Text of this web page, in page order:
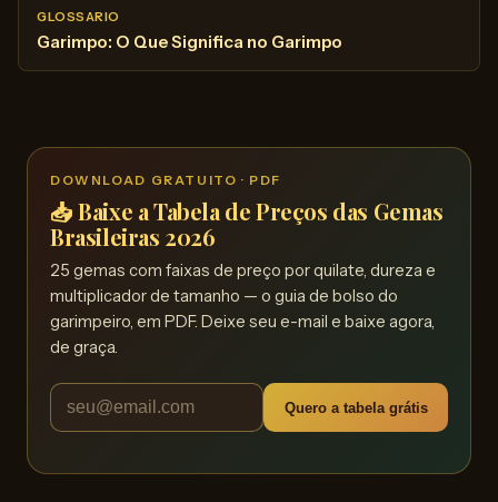
GLOSSARIO
Garimpo: O Que Significa no Garimpo
DOWNLOAD GRATUITO · PDF
📥 Baixe a Tabela de Preços das Gemas
Brasileiras 2026
25 gemas com faixas de preço por quilate, dureza e
multiplicador de tamanho — o guia de bolso do
garimpeiro, em PDF. Deixe seu e-mail e baixe agora,
de graça.
Quero a tabela grátis